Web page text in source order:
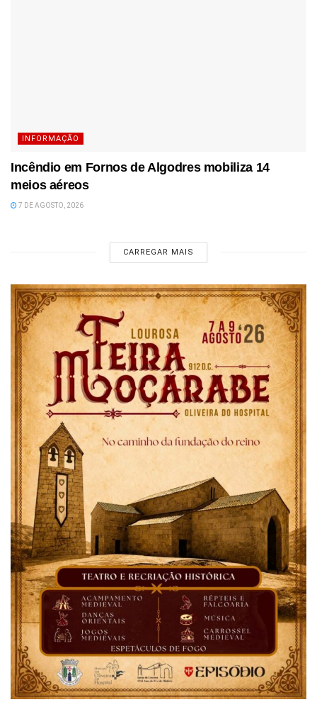
INFORMAÇÃO
Incêndio em Fornos de Algodres mobiliza 14
meios aéreos
7 DE AGOSTO, 2026
CARREGAR MAIS